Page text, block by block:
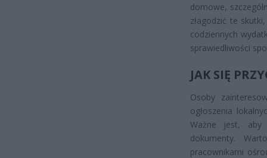
domowe,
złagodzić te
codziennych
sprawiedliwości
JAK SIĘ
Osoby
ogłoszenia
Ważne jest, aby
dokumenty.
pracownikami